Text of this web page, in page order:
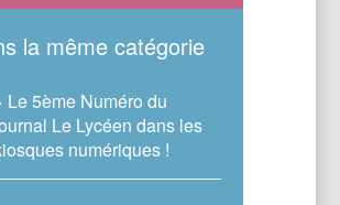
la même catégorie
Le 5ème Numéro du
Le Lycéen dans les
numériques !